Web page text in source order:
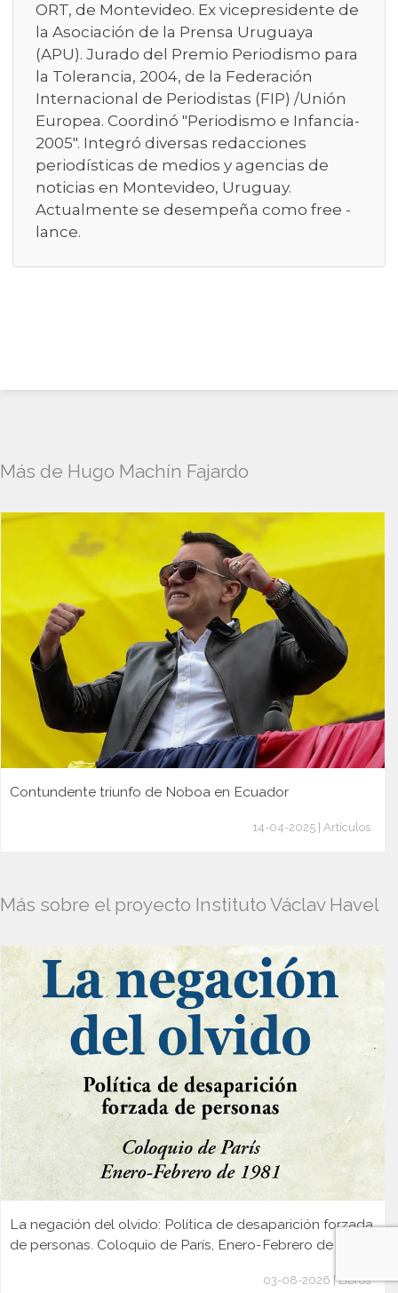
ORT, de Montevideo. Ex vicepresidente de
la Asociación de la Prensa Uruguaya
(APU). Jurado del Premio Periodismo para
la Tolerancia, 2004, de la Federación
Internacional de Periodistas (FIP) /Unión
Europea. Coordinó "Periodismo e Infancia-
2005". Integró diversas redacciones
periodísticas de medios y agencias de
noticias en Montevideo, Uruguay.
Actualmente se desempeña como free -
lance.
Más de Hugo Machín Fajardo
Contundente triunfo de Noboa en Ecuador
14-04-2025 | Artículos
Más sobre el proyecto Instituto Václav Havel
La negación del olvido: Política de desaparición forzada
de personas. Coloquio de París, Enero-Febrero de 1981
03-08-2026 | Libros